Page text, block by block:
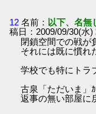
12 名前： 以下、名無
稿日：2009/09/30(水
閉鎖空間での戦が
それには既に慣れ
学校でも特にトラ
古泉「ただいま」
返事の無い部屋に